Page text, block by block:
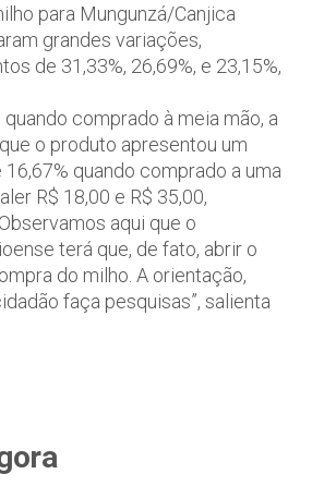
para Mungunzá/Canjica
grandes variações,
de 31,33%, 26,69%, e 23,15%,
quando comprado à meia mão, a
o produto apresentou um
quando comprado a uma
R$ 18,00 e R$ 35,00,
aqui que o
terá que, de fato, abrir o
do milho. A orientação,
faça pesquisas”, salienta